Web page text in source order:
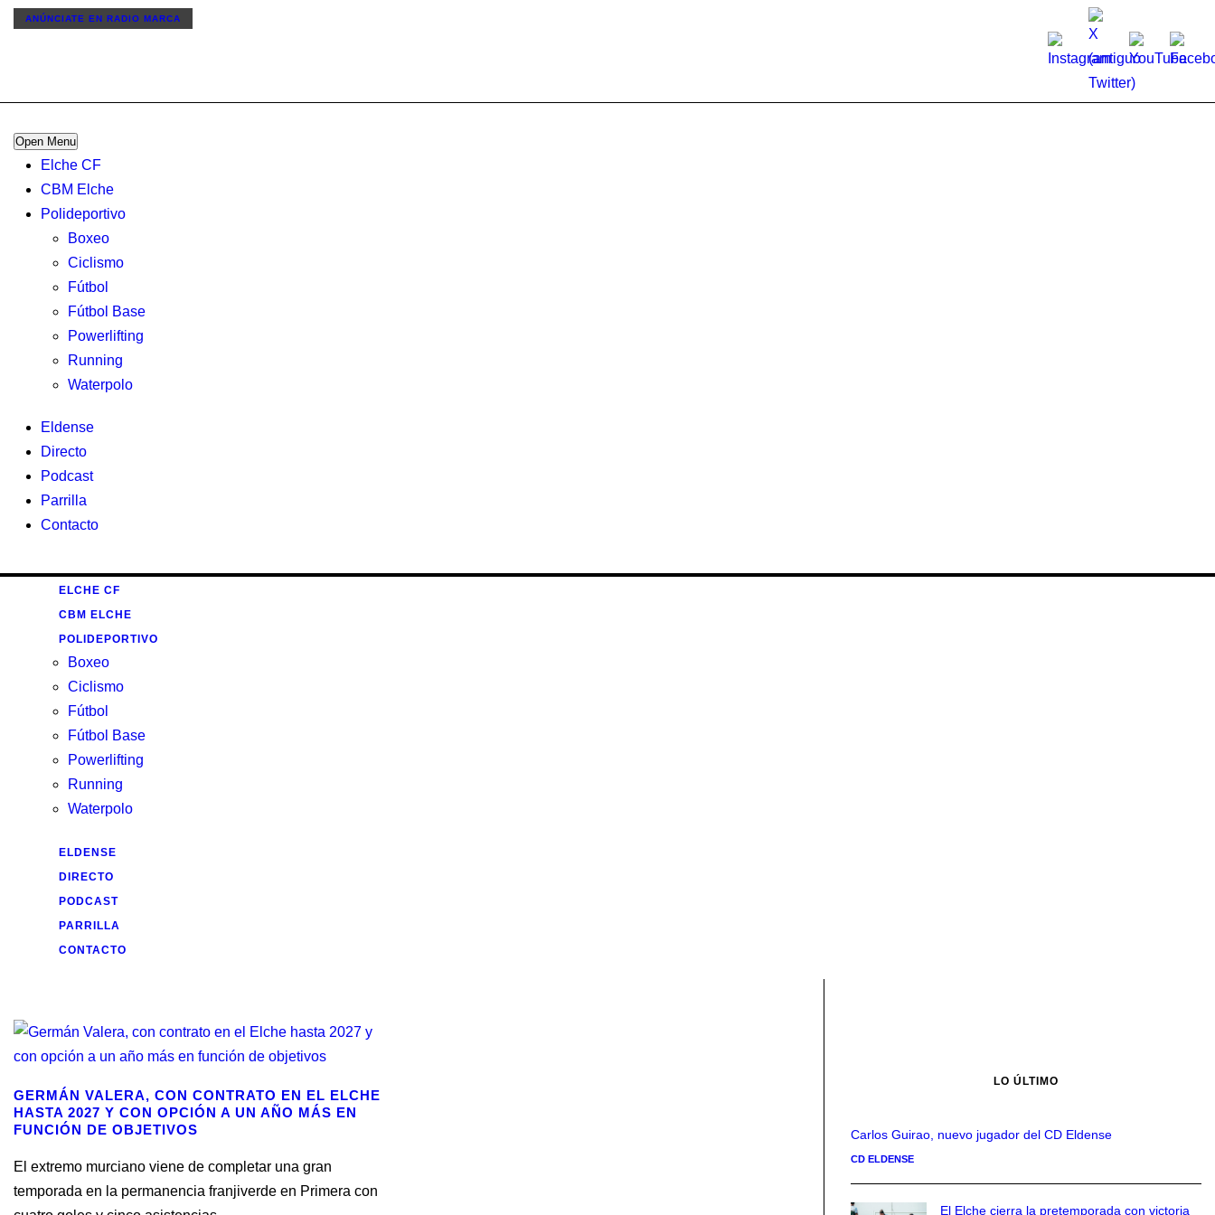
ANÚNCIATE EN RADIO MARCA
Open Menu
Elche CF
CBM Elche
Polideportivo
Boxeo
Ciclismo
Fútbol
Fútbol Base
Powerlifting
Running
Waterpolo
Eldense
Directo
Podcast
Parrilla
Contacto
ELCHE CF
CBM ELCHE
POLIDEPORTIVO
Boxeo
Ciclismo
Fútbol
Fútbol Base
Powerlifting
Running
Waterpolo
ELDENSE
DIRECTO
PODCAST
PARRILLA
CONTACTO
GERMÁN VALERA, CON CONTRATO EN EL ELCHE
HASTA 2027 Y CON OPCIÓN A UN AÑO MÁS EN
FUNCIÓN DE OBJETIVOS
El extremo murciano viene de completar una gran
temporada en la permanencia franjiverde en Primera con
LO ÚLTIMO
Carlos Guirao, nuevo jugador del CD Eldense
CD ELDENSE
El Elche cierra la pretemporada con victoria